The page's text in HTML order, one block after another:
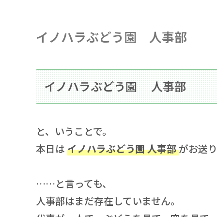
イノハラぶどう園 人事部
イノハラぶどう園 人事部
と、いうことで。
本日は イノハラぶどう園 人事部がお送
……と言っても、
人事部はまだ存在していません。